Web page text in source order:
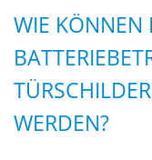
WIE KÖNNEN
WERDEN?